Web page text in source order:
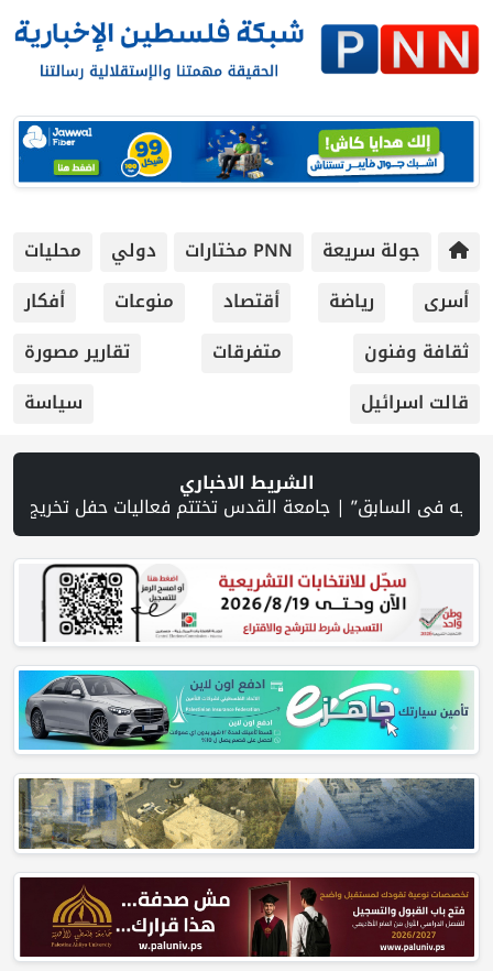
جولة سريعة PNN مختارات دولي
محليات
أسرى
رياضة أقتصاد منوعات
أفكار
ثقافة وفنون
متفرقات
تقارير مصورة
قالت اسرائيل
سياسة
الشريط الاخباري
لوقف إطلاق النار | لجنة إدارة غزة تختتم أول ورشة عمل لإطلاق التعافي المبكر بغزة | حرس الثورة: الولايات المتحدة وإسرائيل لم تحققا أهدافهما في الحرب ضد إيران | 10 قتلى بهجوم حوثي على مأرب.. والجيش اليمني يعلن تنفيذ عمليات عسكرية ضد الحوثيين في عدة محاور | مسيّرة حزب الله تستهدف قوة إسرائيلية... وواشنطن تمنع غارات واسعة على الجنوب | مقتل ثلاثة أشخاص بينهم طفل في هجوم روسي على كييف | ارتفاع أسعار النفط | "كبار قادة الجيش الأمريكي يبحثون عن مخرج من حرب إيران |